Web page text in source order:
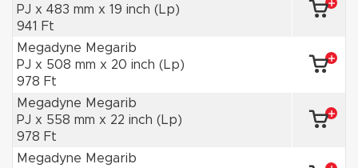
PJ x 483 mm x 19 inch (Lp)
941 Ft
Megadyne Megarib
PJ x 508 mm x 20 inch (Lp)
978 Ft
Megadyne Megarib
PJ x 558 mm x 22 inch (Lp)
978 Ft
Megadyne Megarib